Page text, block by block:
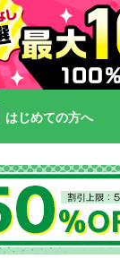
はじめての方へ